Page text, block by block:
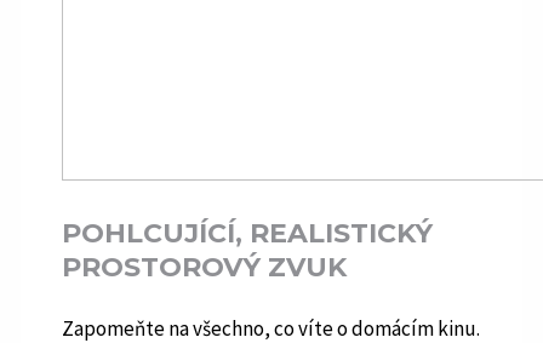
POHLCUJÍCÍ, REALISTICKÝ
PROSTOROVÝ ZVUK
Zapomeňte na všechno, co víte o domácím kinu.